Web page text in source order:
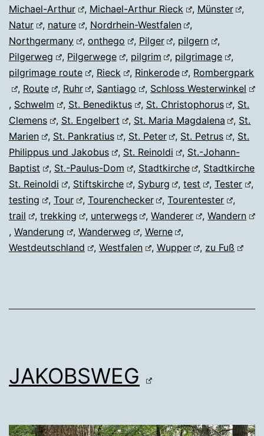
Michael-Arthur
, Michael-Arthur Rieck , Münster
,
Natur
, nature , Nordrhein-Westfalen
,
Northgermany
, onthego , Pilger , pilgern
,
Pilgerweg
, Pilgerwege , pilgrim , pilgrimage
,
pilgrimage route
, Rieck , Rinkerode , Rombergpark
, Route , Ruhr , Santiago , Schloss Westerwinkel
, Schwelm , St. Benediktus , St. Christophorus , St.
Clemens
, St. Engelbert , St. Maria Magdalena , St.
Marien
, St. Pankratius , St. Peter , St. Petrus , St.
Philippus und Jakobus
, St. Reinoldi , St.-Johann-
Baptist
, St.-Paulus-Dom , Stadtkirche , Stadtkirche
St. Reinoldi
, Stiftskirche , Syburg ,test ,Tester
,
testing
, Tour , Tourenchecker ,Tourentester
,
trail
, trekking , unterwegs ,Wanderer ,Wandern
, Wanderung , Wanderweg , Werne
,
Westdeutschland
, Westfalen , Wupper , zu Fuß
JAKOBSWEG